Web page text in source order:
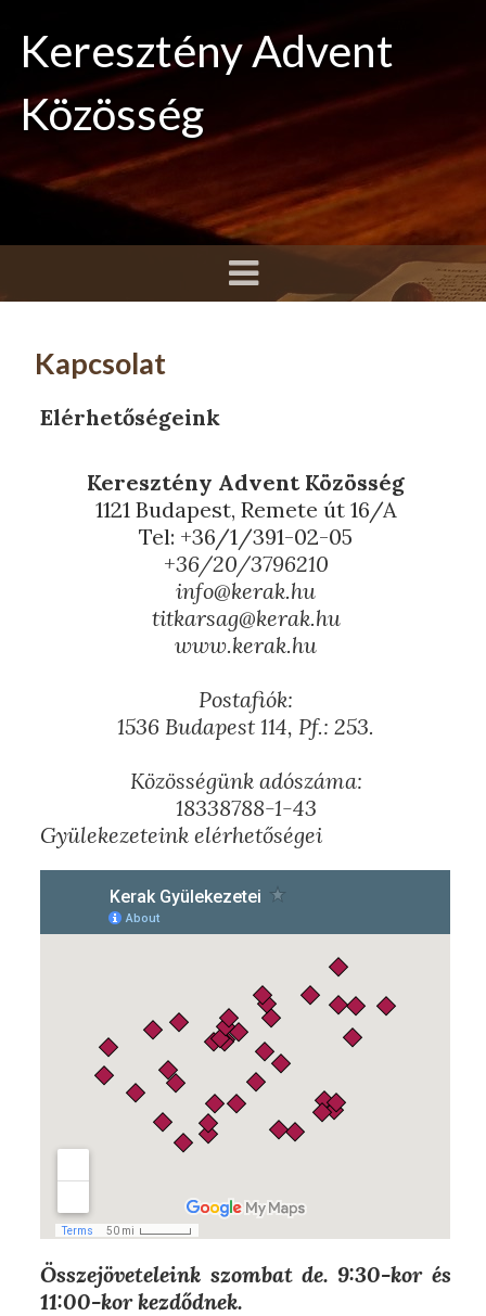
Keresztény Advent
Közösség
Kapcsolat
Elérhetőségeink
Keresztény Advent Közösség
1121 Budapest, Remete út 16/A
Tel: +36/1/391-02-05
+36/20/3796210
info@kerak.hu
titkarsag@kerak.hu
www.kerak.hu
Postafiók:
1536 Budapest 114, Pf.: 253.
Közösségünk adószáma:
18338788-1-43
Gyülekezeteink elérhetőségei
Összejöveteleink szombat de. 9:30-kor és
11:00-kor kezdődnek.